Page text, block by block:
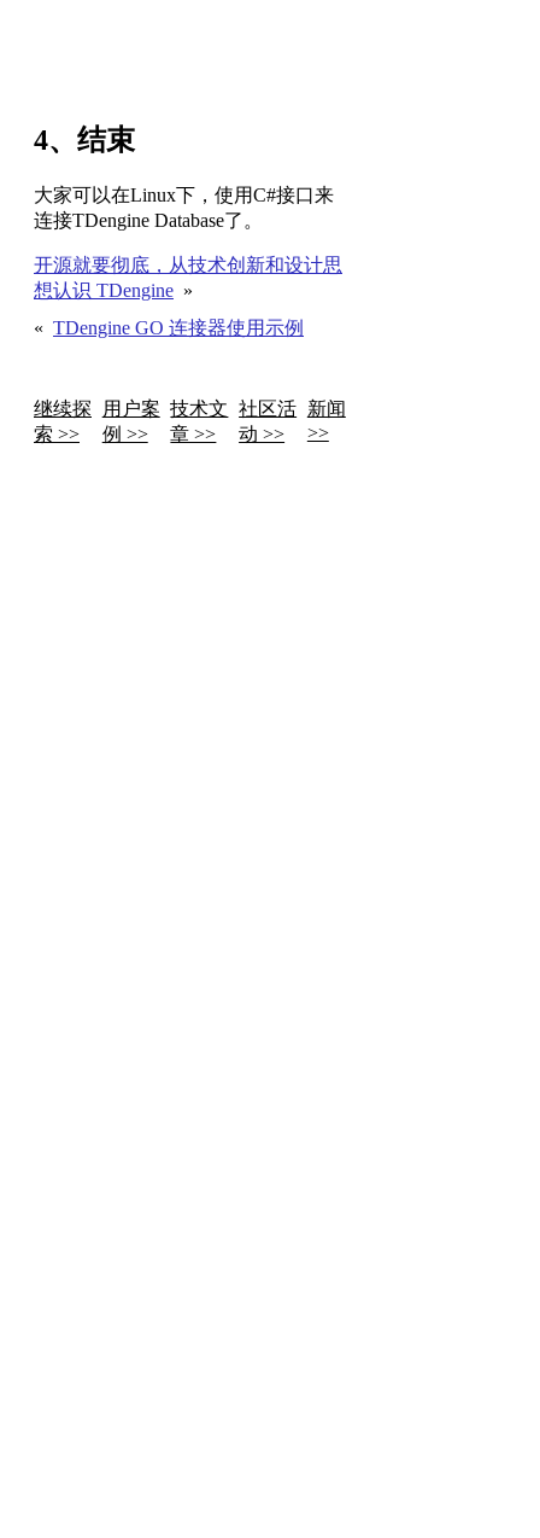
4、结束
大家可以在Linux下，使用C#接口来
连接TDengine Database了。
开源就要彻底，从技术创新和设计思
想认识 TDengine »
« TDengine GO 连接器使用示例
继续探
索 >>
用户案
例 >>
技术文
章 >>
社区活
动 >>
新闻
>>